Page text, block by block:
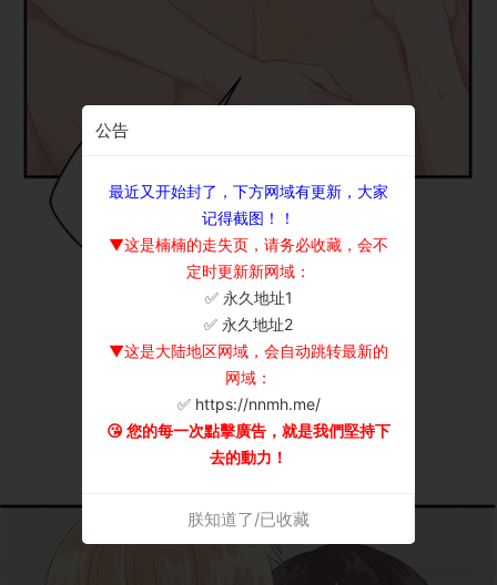
公告
最近又开始封了，下方网域有更新，大家
记得截图！！
▼这是楠楠的走失页，请务必收藏，会不
定时更新新网域：
✅ 永久地址1
✅ 永久地址2
▼这是大陆地区网域，会自动跳转最新的
网域：
✅ https://nnmh.me/
😘 您的每一次點擊廣告，就是我們堅持下
去的動力！
朕知道了/已收藏